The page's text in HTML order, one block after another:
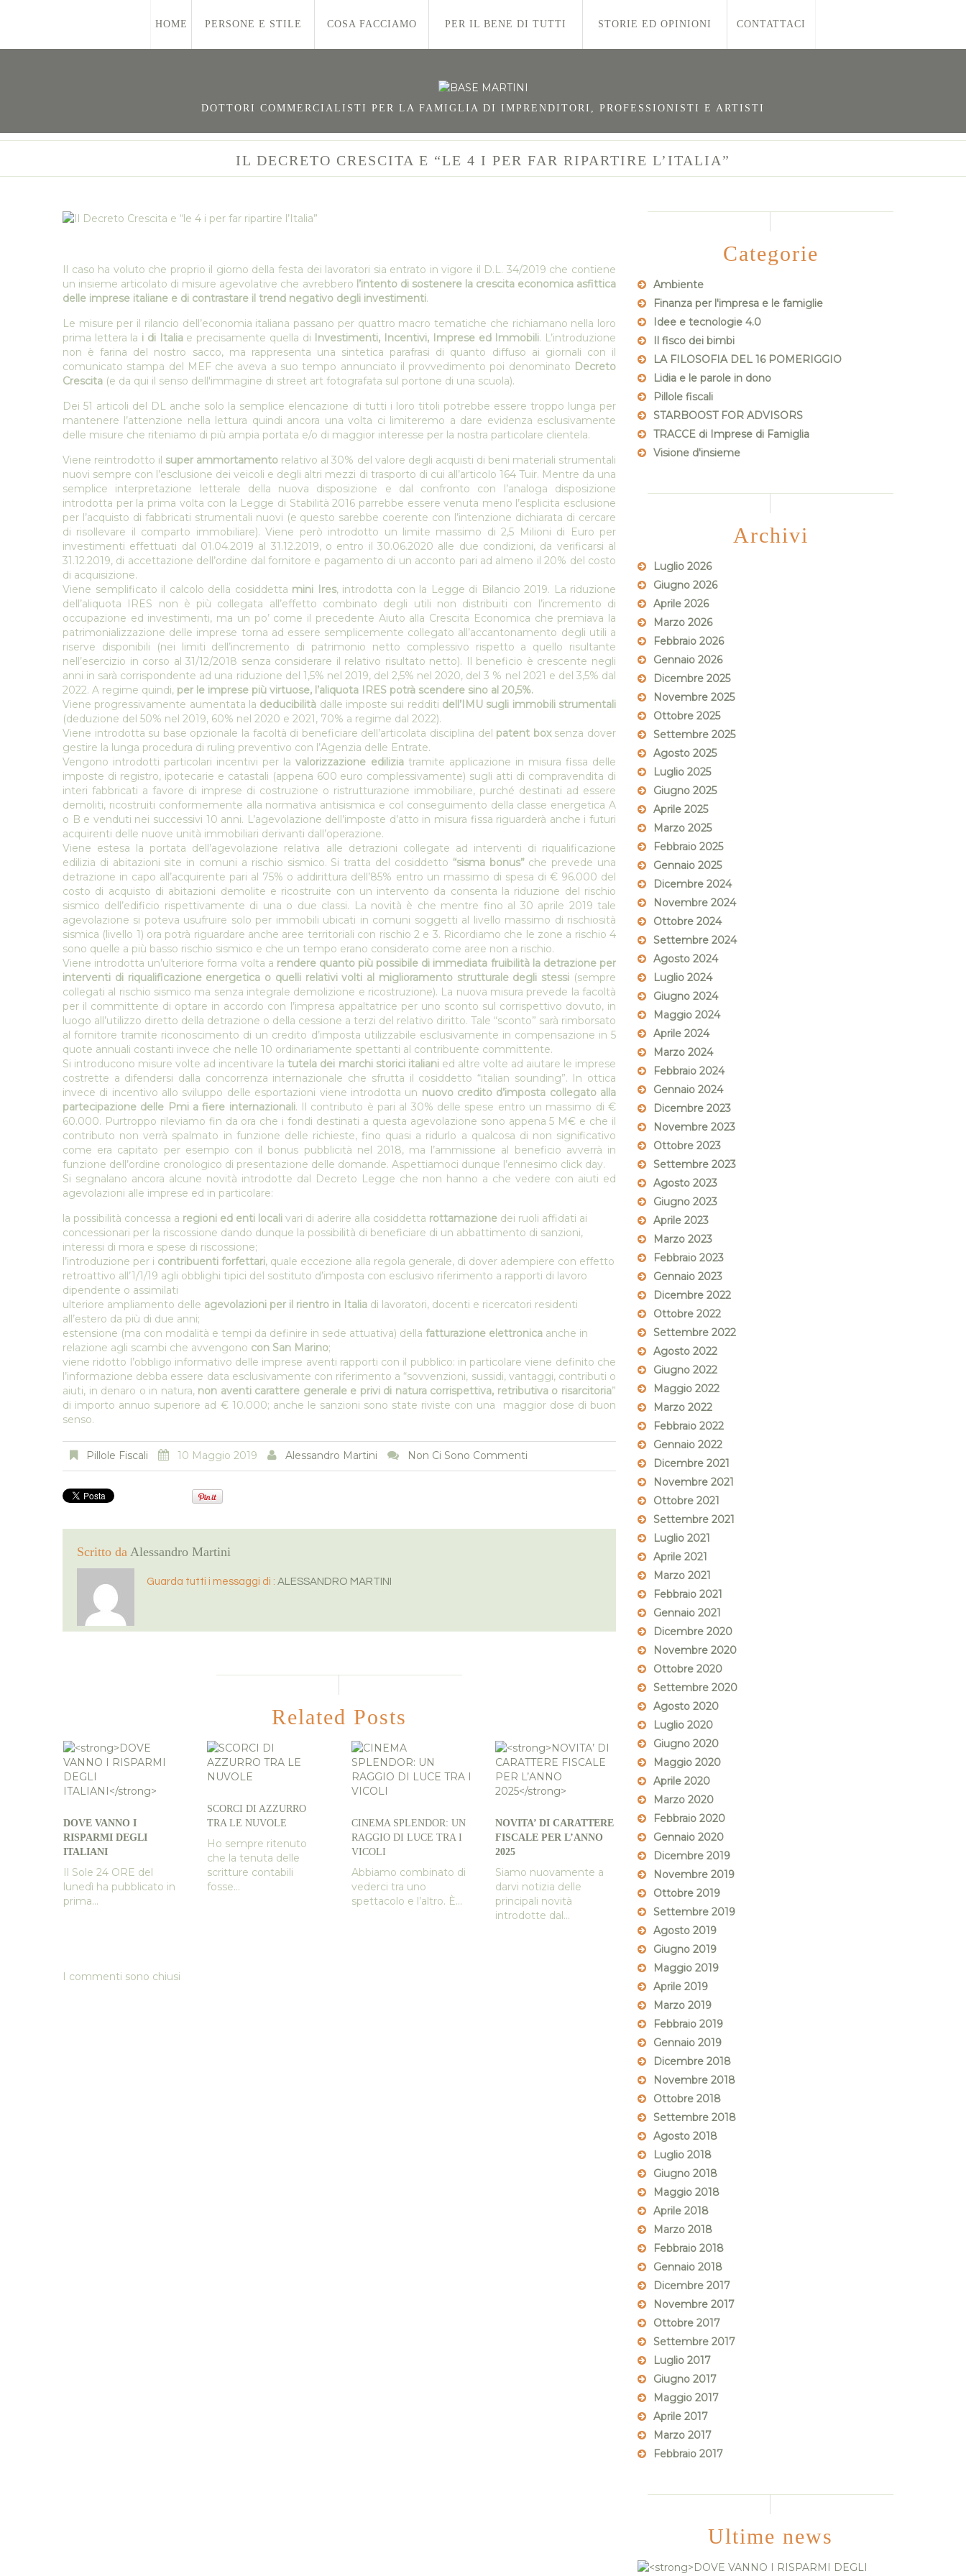
HOME PERSONE E STILE COSA FACCIAMO PER IL BENE DI TUTTI STORIE ED OPINIONI CONTATTACI
DOTTORI COMMERCIALISTI PER LA FAMIGLIA DI IMPRENDITORI, PROFESSIONISTI E ARTISTI
IL DECRETO CRESCITA E “LE 4 I PER FAR RIPARTIRE L’ITALIA”
Il caso ha voluto che proprio il giorno della festa dei lavoratori sia entrato in vigore il D.L. 34/2019 che contiene
un insieme articolato di misure agevolative che avrebbero l’intento di sostenere la crescita economica asfittica
delle imprese italiane e di contrastare il trend negativo degli investimenti.
Le misure per il rilancio dell’economia italiana passano per quattro macro tematiche che richiamano nella loro
prima lettera la i di Italiae precisamente quella di Investimenti, Incentivi, Imprese ed Immobili. L’introduzione
non è farina del nostro sacco, ma rappresenta una sintetica parafrasi di quanto diffuso ai giornali con il
comunicato stampa del MEF che aveva a suo tempo annunciato il provvedimento poi denominato Decreto
Crescita (e da qui il senso dell'immagine di street art fotografata sul portone di una scuola).
Dei 51 articoli del DL anche solo la semplice elencazione di tutti i loro titoli potrebbe essere troppo lunga per
mantenere l’attenzione nella lettura quindi ancora una volta ci limiteremo a dare evidenza esclusivamente
delle misure che riteniamo di più ampia portata e/o di maggior interesse per la nostra particolare clientela.
Viene reintrodotto il super ammortamento relativo al 30% del valore degli acquisti di beni materiali strumentali
nuovi sempre con l’esclusione dei veicoli e degli altri mezzi di trasporto di cui all’articolo 164 Tuir. Mentre da una
semplice interpretazione letterale della nuova disposizione e dal confronto con l’analoga disposizione
introdotta per la prima volta con la Legge di Stabilità 2016 parrebbe essere venuta meno l’esplicita esclusione
per l’acquisto di fabbricati strumentali nuovi (e questo sarebbe coerente con l’intenzione dichiarata di cercare
di risollevare il comparto immobiliare). Viene però introdotto un limite massimo di 2,5 Milioni di Euro per
investimenti effettuati dal 01.04.2019 al 31.12.2019, o entro il 30.06.2020 alle due condizioni, da verificarsi al
31.12.2019, di accettazione dell’ordine dal fornitore e pagamento di un acconto pari ad almeno il 20% del costo
di acquisizione.
Viene semplificato il calcolo della cosiddetta mini Ires, introdotta con la Legge di Bilancio 2019. La riduzione
dell’aliquota IRES non è più collegata all’effetto combinato degli utili non distribuiti con l’incremento di
occupazione ed investimenti, ma un po’ come il precedente Aiuto alla Crescita Economica che premiava la
patrimonializzazione delle imprese torna ad essere semplicemente collegato all’accantonamento degli utili a
riserve disponibili (nei limiti dell’incremento di patrimonio netto complessivo rispetto a quello risultante
nell’esercizio in corso al 31/12/2018 senza considerare il relativo risultato netto). Il beneficio è crescente negli
anni in sarà corrispondente ad una riduzione del 1,5% nel 2019, del 2,5% nel 2020, del 3 % nel 2021 e del 3,5% dal
2022. A regime quindi, per le imprese più virtuose, l’aliquota IRES potrà scendere sino al 20,5%.
Viene progressivamente aumentata la deducibilità dalle imposte sui redditi dell’IMU sugli immobili strumentali
(deduzione del 50% nel 2019, 60% nel 2020 e 2021, 70% a regime dal 2022).
Viene introdotta su base opzionale la facoltà di beneficiare dell’articolata disciplina del patent boxsenza dover
gestire la lunga procedura di ruling preventivo con l’Agenzia delle Entrate.
Vengono introdotti particolari incentivi per lavalorizzazione ediliziatramite applicazione in misura fissa delle
imposte di registro, ipotecarie e catastali (appena 600 euro complessivamente) sugli atti di compravendita di
interi fabbricati a favore di imprese di costruzione o ristrutturazione immobiliare, purché destinati ad essere
demoliti, ricostruiti conformemente alla normativa antisismica e col conseguimento della classe energetica A
o B e venduti nei successivi 10 anni. L’agevolazione dell’imposte d’atto in misura fissa riguarderà anche i futuri
acquirenti delle nuove unità immobiliari derivanti dall’operazione.
Viene estesa la portata dell’agevolazione relativa alle detrazioni collegate ad interventi di riqualificazione
edilizia di abitazioni site in comuni a rischio sismico. Si tratta del cosiddetto “sisma bonus”che prevede una
detrazione in capo all’acquirente pari al 75% o addirittura dell’85% entro un massimo di spesa di € 96.000 del
costo di acquisto di abitazioni demolite e ricostruite con un intervento da consenta la riduzione del rischio
sismico dell’edificio rispettivamente di una o due classi. La novità è che mentre fino al 30 aprile 2019 tale
agevolazione si poteva usufruire solo per immobili ubicati in comuni soggetti al livello massimo di rischiosità
sismica (livello 1) ora potrà riguardare anche aree territoriali con rischio 2 e 3. Ricordiamo che le zone a rischio 4
sono quelle a più basso rischio sismico e che un tempo erano considerato come aree non a rischio.
Viene introdotta un’ulteriore forma volta a rendere quanto più possibile di immediata fruibilità la detrazione per
interventi di riqualificazione energetica o quelli relativi volti al miglioramento strutturale degli stessi (sempre
collegati al rischio sismico ma senza integrale demolizione e ricostruzione). La nuova misura prevede la facoltà
per il committente di optare in accordo con l’impresa appaltatrice per uno sconto sul corrispettivo dovuto, in
luogo all’utilizzo diretto della detrazione o della cessione a terzi del relativo diritto. Tale “sconto” sarà rimborsato
al fornitore tramite riconoscimento di un credito d’imposta utilizzabile esclusivamente in compensazione in 5
quote annuali costanti invece che nelle 10 ordinariamente spettanti al contribuente committente.
Si introducono misure volte ad incentivare latutela dei marchi storici italianied altre volte ad aiutare le imprese
costrette a difendersi dalla concorrenza internazionale che sfrutta il cosiddetto “italian sounding”. In ottica
invece di incentivo allo sviluppo delle esportazioni viene introdotta un nuovo credito d’imposta collegato alla
partecipazione delle Pmi a fiere internazionali. Il contributo è pari al 30% delle spese entro un massimo di €
60.000. Purtroppo rileviamo fin da ora che i fondi destinati a questa agevolazione sono appena 5 M€ e che il
contributo non verrà spalmato in funzione delle richieste, fino quasi a ridurlo a qualcosa di non significativo
come era capitato per esempio con il bonus pubblicità nel 2018, ma l’ammissione al beneficio avverrà in
funzione dell’ordine cronologico di presentazione delle domande. Aspettiamoci dunque l’ennesimo click day.
Si segnalano ancora alcune novità introdotte dal Decreto Legge che non hanno a che vedere con aiuti ed
agevolazioni alle imprese ed in particolare:
la possibilità concessa a regioni ed enti locali vari di aderire alla cosiddetta rottamazione dei ruoli affidati ai
concessionari per la riscossione dando dunque la possibilità di beneficiare di un abbattimento di sanzioni,
interessi di mora e spese di riscossione;
l’introduzione per i contribuenti forfettari, quale eccezione alla regola generale, di dover adempiere con effetto
retroattivo all’1/1/19 agli obblighi tipici del sostituto d’imposta con esclusivo riferimento a rapporti di lavoro
dipendente o assimilati
ulteriore ampliamento delle agevolazioni per il rientro in Italia di lavoratori, docenti e ricercatori residenti
all’estero da più di due anni;
estensione (ma con modalità e tempi da definire in sede attuativa) della fatturazione elettronica anche in
relazione agli scambi che avvengono con San Marino;
viene ridotto l’obbligo informativo delle imprese aventi rapporti con il pubblico: in particolare viene definito che
l’informazione debba essere data esclusivamente con riferimento a “sovvenzioni, sussidi, vantaggi, contributi o
aiuti, in denaro o in natura, non aventi carattere generale e privi di natura corrispettiva, retributiva o risarcitoria”
di importo annuo superiore ad € 10.000; anche le sanzioni sono state riviste con una maggior dose di buon
senso.
Pillole Fiscali 10 Maggio 2019 Alessandro Martini Non Ci Sono Commenti
Scritto da Alessandro Martini
Guarda tutti i messaggi di : ALESSANDRO MARTINI
Related Posts
DOVE VANNO I
RISPARMI DEGLI
ITALIANI
Il Sole 24 ORE del
lunedì ha pubblicato in
prima...
SCORCI DI AZZURRO
TRA LE NUVOLE
Ho sempre ritenuto
che la tenuta delle
scritture contabili
fosse...
CINEMA SPLENDOR: UN
RAGGIO DI LUCE TRA I
VICOLI
Abbiamo combinato di
vederci tra uno
spettacolo e l’altro. È...
NOVITA’ DI CARATTERE
FISCALE PER L’ANNO
2025
Siamo nuovamente a
darvi notizia delle
principali novità
introdotte dal...
I commenti sono chiusi
Categorie
Ambiente
Finanza per l'impresa e le famiglie
Idee e tecnologie 4.0
Il fisco dei bimbi
LA FILOSOFIA DEL 16 POMERIGGIO
Lidia e le parole in dono
Pillole fiscali
STARBOOST FOR ADVISORS
TRACCE di Imprese di Famiglia
Visione d'insieme
Archivi
Luglio 2026
Giugno 2026
Aprile 2026
Marzo 2026
Febbraio 2026
Gennaio 2026
Dicembre 2025
Novembre 2025
Ottobre 2025
Settembre 2025
Agosto 2025
Luglio 2025
Giugno 2025
Aprile 2025
Marzo 2025
Febbraio 2025
Gennaio 2025
Dicembre 2024
Novembre 2024
Ottobre 2024
Settembre 2024
Agosto 2024
Luglio 2024
Giugno 2024
Maggio 2024
Aprile 2024
Marzo 2024
Febbraio 2024
Gennaio 2024
Dicembre 2023
Novembre 2023
Ottobre 2023
Settembre 2023
Agosto 2023
Giugno 2023
Aprile 2023
Marzo 2023
Febbraio 2023
Gennaio 2023
Dicembre 2022
Ottobre 2022
Settembre 2022
Agosto 2022
Giugno 2022
Maggio 2022
Marzo 2022
Febbraio 2022
Gennaio 2022
Dicembre 2021
Novembre 2021
Ottobre 2021
Settembre 2021
Luglio 2021
Aprile 2021
Marzo 2021
Febbraio 2021
Gennaio 2021
Dicembre 2020
Novembre 2020
Ottobre 2020
Settembre 2020
Agosto 2020
Luglio 2020
Giugno 2020
Maggio 2020
Aprile 2020
Marzo 2020
Febbraio 2020
Gennaio 2020
Dicembre 2019
Novembre 2019
Ottobre 2019
Settembre 2019
Agosto 2019
Giugno 2019
Maggio 2019
Aprile 2019
Marzo 2019
Febbraio 2019
Gennaio 2019
Dicembre 2018
Novembre 2018
Ottobre 2018
Settembre 2018
Agosto 2018
Luglio 2018
Giugno 2018
Maggio 2018
Aprile 2018
Marzo 2018
Febbraio 2018
Gennaio 2018
Dicembre 2017
Novembre 2017
Ottobre 2017
Settembre 2017
Luglio 2017
Giugno 2017
Maggio 2017
Aprile 2017
Marzo 2017
Febbraio 2017
Ultime news